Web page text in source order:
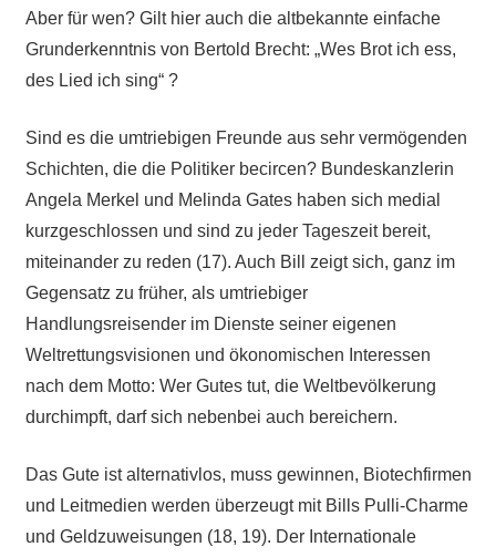
Aber für wen? Gilt hier auch die altbekannte einfache
Grunderkenntnis von Bertold Brecht: „Wes Brot ich ess,
des Lied ich sing“ ?
Sind es die umtriebigen Freunde aus sehr vermögenden
Schichten, die die Politiker becircen? Bundeskanzlerin
Angela Merkel und Melinda Gates haben sich medial
kurzgeschlossen und sind zu jeder Tageszeit bereit,
miteinander zu reden (17). Auch Bill zeigt sich, ganz im
Gegensatz zu früher, als umtriebiger
Handlungsreisender im Dienste seiner eigenen
Weltrettungsvisionen und ökonomischen Interessen
nach dem Motto: Wer Gutes tut, die Weltbevölkerung
durchimpft, darf sich nebenbei auch bereichern.
Das Gute ist alternativlos, muss gewinnen, Biotechfirmen
und Leitmedien werden überzeugt mit Bills Pulli-Charme
und Geldzuweisungen (18, 19). Der Internationale